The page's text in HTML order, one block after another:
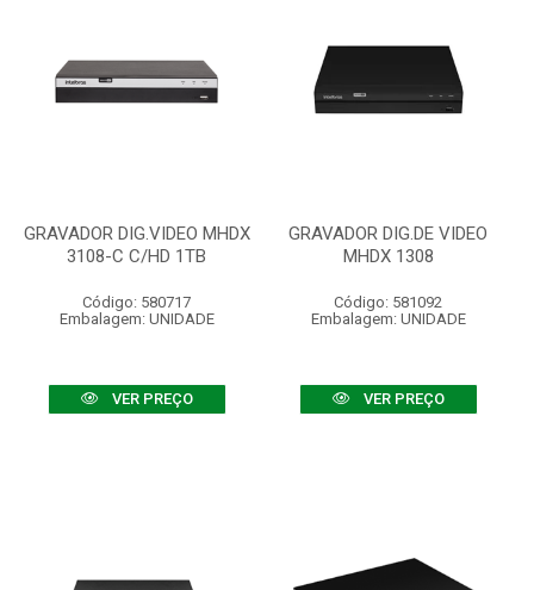
GRAVADOR DIG.VIDEO MHDX
3108-C C/HD 1TB
Código: 580717
Embalagem: UNIDADE
VER PREÇO
GRAVADOR DIG.DE VIDEO
MHDX 1308
Código: 581092
Embalagem: UNIDADE
VER PREÇO